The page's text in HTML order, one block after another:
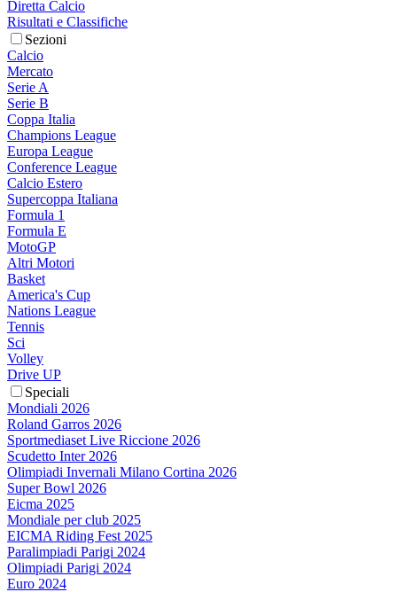
Diretta Calcio
Risultati e Classifiche
Sezioni
Calcio
Mercato
Serie A
Serie B
Coppa Italia
Champions League
Europa League
Conference League
Calcio Estero
Supercoppa Italiana
Formula 1
Formula E
MotoGP
Altri Motori
Basket
America's Cup
Nations League
Tennis
Sci
Volley
Drive UP
Speciali
Mondiali 2026
Roland Garros 2026
Sportmediaset Live Riccione 2026
Scudetto Inter 2026
Olimpiadi Invernali Milano Cortina 2026
Super Bowl 2026
Eicma 2025
Mondiale per club 2025
EICMA Riding Fest 2025
Paralimpiadi Parigi 2024
Olimpiadi Parigi 2024
Euro 2024